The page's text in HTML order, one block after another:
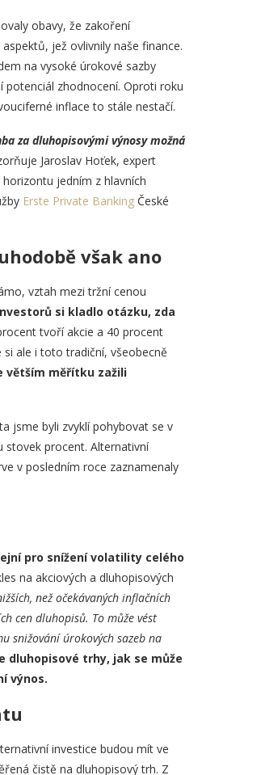
obavy, že zakoření
jež ovlivnily naše finance.
na vysoké úrokové sazby
zhodnocení. Oproti roku
inflace to stále nestačí.
za dluhopisovými výnosy možná
Jaroslav Hoťek, expert
jedním z hlavních
Erste Private BankingČeské
však ano
vztah mezi tržní cenou
si kladlo otázku, zda
tvoří akcie a 40 procent
ale i toto tradiční, všeobecně
větším měřítku zažili
jsme byli zvyklí pohybovat se v
stovek procent. Alternativní
v posledním roce zaznamenaly
pro snížení volatility celého
na akciových a dluhopisových
než očekávaných inflačních
cen dluhopisů. To může vést
snižování úrokových sazeb na
dluhopisové trhy, jak se může
výnos.
investice budou mít ve
čistě na dluhopisový trh. Z